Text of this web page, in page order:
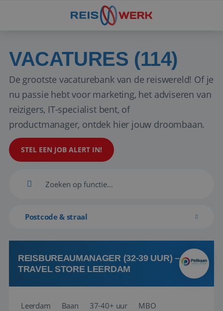
VACATURES (114)
De grootste vacaturebank van de reiswereld! Of je
nu passie hebt voor marketing, het adviseren van
reizigers, IT-specialist bent, of
productmanager, ontdek hier jouw droombaan.
STEL EEN JOB ALERT IN!
Postcode & straal
REISBUREAUMANAGER (32-39 UUR) –
TRAVEL STORE LEERDAM
Leerdam Baan 37-40+ uur MBO